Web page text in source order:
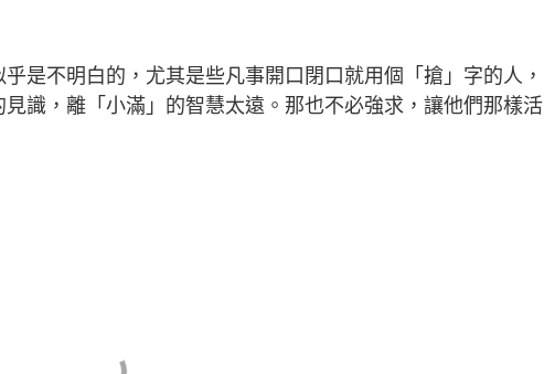
不明白的，尤其是些凡事開口閉口就用個「搶」字的人，
識，離「小滿」的智慧太遠。那也不必強求，讓他們那樣活